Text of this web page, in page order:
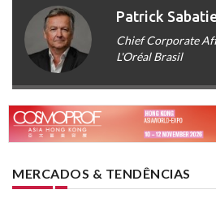
Patrick
Chief Corporate
L'Oréal Brasil
MERCADOS & TENDÊNCIAS